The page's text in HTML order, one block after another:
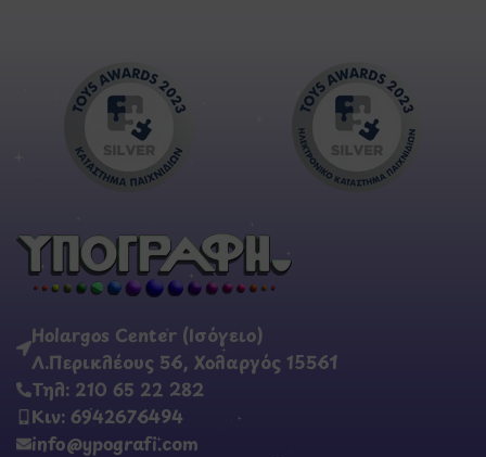
Holargos Center (Ισόγειο)
Λ.Περικλέους 56, Χολαργός 15561
Τηλ: 210 65 22 282
Κιν: 6942676494
info@ypografi.com